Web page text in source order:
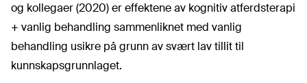
og kollegaer (2020) er effektene av kognitiv atferdsterapi
+ vanlig behandling sammenliknet med vanlig
behandling usikre på grunn av svært lav tillit til
kunnskapsgrunnlaget.